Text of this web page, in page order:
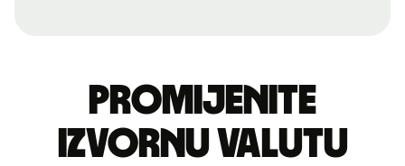
Promijenite
izvornu valutu